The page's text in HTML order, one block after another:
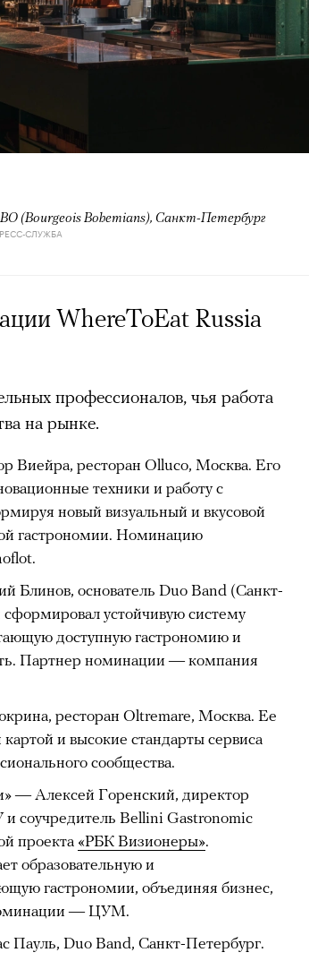
(Bourgeois Bohemians), Санкт-Петербург
СЛУЖБА
WhereToEat Russia
профессионалов, чья работа
на рынке.
Виейра, ресторан Olluco, Москва. Его
техники и работу с
новый визуальный и вкусовой
гастрономии. Номинацию
Блинов, основатель Duo Band (Санкт-
устойчивую систему
доступную гастрономию и
Партнер номинации — компания
ресторан Oltremare, Москва. Ее
и высокие стандарты сервиса
сообщества.
— Алексей Горенский, директор
соучредитель Bellini Gastronomic
проекта «РБК Визионеры».
образовательную и
гастрономии, объединяя бизнес,
— ЦУМ.
Duo Band, Санкт-Петербург.
Каракорумепогибвсемирно
Нирмал Пурджа. Экспедиция
возглавлял, попала под лавину на
обнаружили тела
спецназовец шел к
стать первым
на 14 высочайших вершин
отчетливо показывает
и горного туризма. В 2024-м в
что стало десятилетним
в том же году жертвами
300 человек (издание The Asahi
«погибших или пропавших без
вершинаунеслажизни восьми
. Трагическим для российского
года, когда при восхождении на
и погиблагруппа из пятерых
на одном из самых опасных